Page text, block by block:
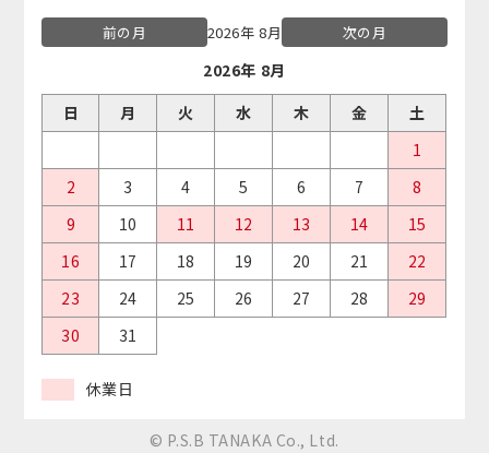
前の月 2026年 8月 次の月
2026年 8月
日
月 火 水 木 金
土
1
2
3 4 5 6 7
8
9
10 11 12 13 14
15
16
17 18 19 20 21
22
23
24 25 26 27 28
29
30
31
休業日
© P.S.B TANAKA Co., Ltd.